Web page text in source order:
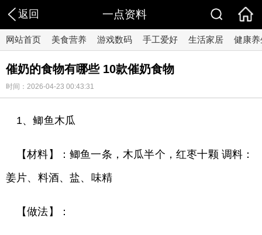
返回 一点资料
网站首页 美食营养 游戏数码 手工爱好 生活家居 健康养
催奶的食物有哪些 10款催奶食物
时间：2026-04-23 00:43:31
1、鲫鱼木瓜
【材料】：鲫鱼一条，木瓜半个，红枣十颗 调料：
姜片、料酒、盐、味精
【做法】：